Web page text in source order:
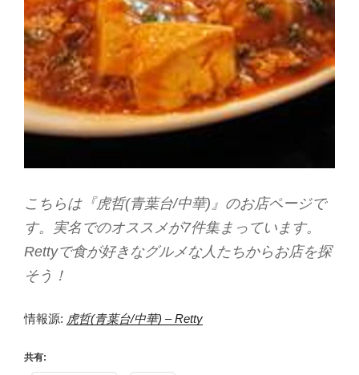
こちらは『虎哲(青葉台/中華)』のお店ページで
す。実名でのオススメが7件集まっています。
Rettyで食が好きなグルメな人たちからお店を探
そう！
情報源: 虎哲(青葉台/中華) – Retty
共有: